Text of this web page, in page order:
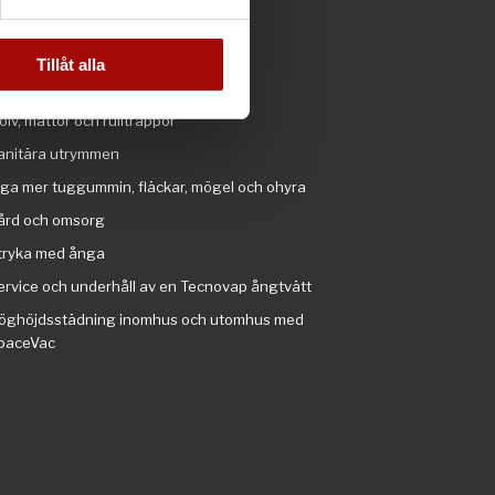
information från din enhet
kombinera informationen
tjänster.
Tillåt alla
restaurang, kök, livsmedel
simhall och badhus
och transportband
mattor och rulltrappor
utrymmen
mer tuggummin, fläckar, mögel och ohyra
och omsorg
med ånga
och underhåll av en Tecnovap ångtvätt
inomhus och utomhus med